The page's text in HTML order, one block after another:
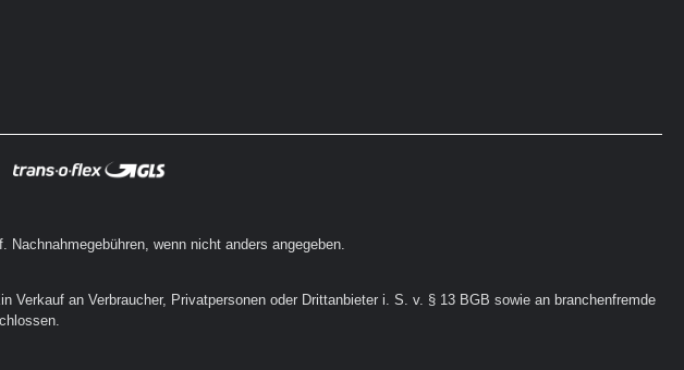
Nachnahmegebühren, wenn nicht anders angegeben.
an Verbraucher, Privatpersonen oder Drittanbieter i. S. v. § 13 BGB sowie an branchenfremde